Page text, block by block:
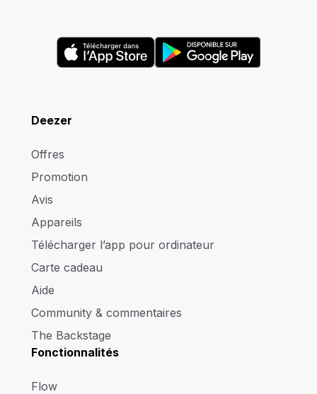
Deezer
Offres
Promotion
Avis
Appareils
Télécharger l’app pour ordinateur
Carte cadeau
Aide
Community & commentaires
The Backstage
Fonctionnalités
Flow